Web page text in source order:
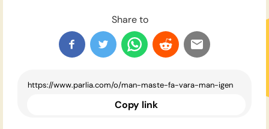
Share to
Copy link